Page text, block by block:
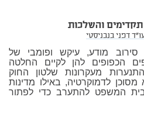
והשלכות
דפני בנבניסטי
מודע, עיקש ופומבי של
הכפופים להן לקיים החלטה
מעקרונות שלטון החוק
לדמוקרטיה, באילו מדינות
המשפט להתערב כדי לפתור